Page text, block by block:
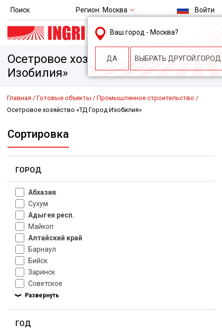
Поиск Регион: Москва
Ваш город - Москва?
ДА ВЫБРАТЬ ДРУГОЙ ГОРОД
Войти
msk@ingri.ru
пн. – пт.: 9.00-18.00
Осетровое хозяйство «ТД Город
Изобилия»
Главная Готовые объекты
Промышленное строительство
Осетровое хозяйство «ТД Город Изобилия»
Сортировка
ГОРОД
Абхазия
Сухум
Адыгея респ.
Майкоп
Алтайский край
Барнаул
Бийск
Заринск
Советское
ГОД